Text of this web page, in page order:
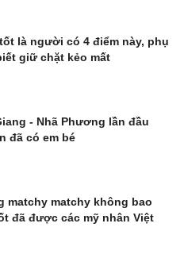
là người có 4 điểm này, phụ
giữ chặt kẻo mất
- Nhã Phương lần đầu
đã có em bé
matchy matchy không bao
đã được các mỹ nhân Việt